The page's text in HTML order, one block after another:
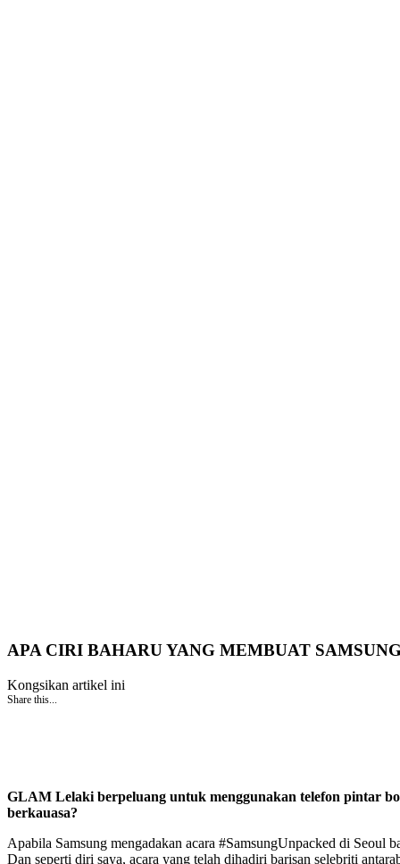
APA CIRI BAHARU YANG MEMBUAT
Kongsikan artikel ini
Share this...
GLAM Lelaki berpeluang untuk menggunakan telefon pintar
berkauasa?
Apabila Samsung mengadakan acara #SamsungUnpacked di Seoul
Dan seperti diri saya, acara yang telah dihadiri barisan selebriti